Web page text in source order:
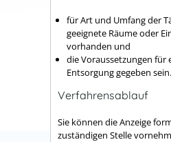
für Art und Umfang der
geeignete Räume oder
vorhanden und
die Voraussetzungen für
Entsorgung gegeben sein.
Verfahrensablauf
Sie können die Anzeige
zuständigen Stelle